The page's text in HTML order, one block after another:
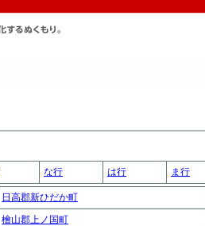
な行 は行 ま行
日高郡新ひだか町
檜山郡上ノ国町